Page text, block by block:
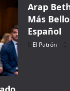
Arap
Más
Español
El Patrón